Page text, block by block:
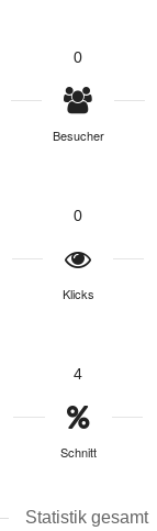
0
Besucher
0
Klicks
4
Schnitt
Statistik gesamt